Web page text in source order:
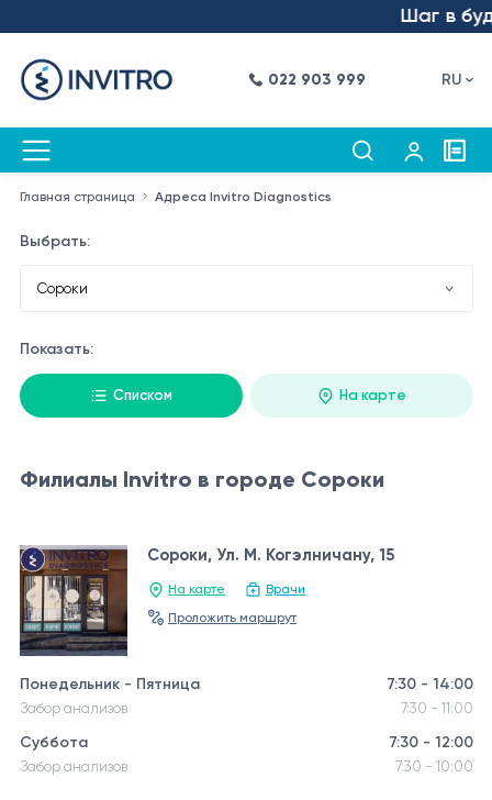
Шаг в
022 903 999 RU
Главная страница Адреса Invitro Diagnostics
Выбрать:
Показать:
Списком На карте
Филиалы Invitro в городе Сороки
Сороки, Ул. М. Когэлничану, 15
На карте
Врачи
Проложить маршрут
Понедельник - Пятница 7:30 - 14:00
Забор анализов 7:30 - 11:00
Суббота 7:30 - 12:00
Забор анализов 7:30 - 10:00